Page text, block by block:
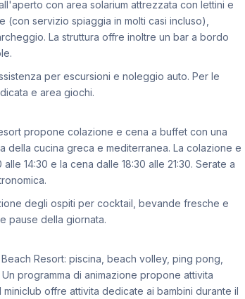
con area solarium attrezzata con lettini e
servizio spiaggia in molti casi incluso),
La struttura offre inoltre un bar a bordo
per escursioni e noleggio auto. Per le
e area giochi.
propone colazione e cena a buffet con una
della cucina greca e mediterranea. La colazione e
14:30 e la cena dalle 18:30 alle 21:30. Serate a
degli ospiti per cocktail, bevande fresche e
pause della giornata.
Resort: piscina, beach volley, ping pong,
programma di animazione propone attivita
offre attivita dedicate ai bambini durante il